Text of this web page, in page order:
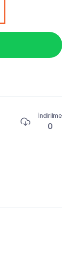
İndirilme
0